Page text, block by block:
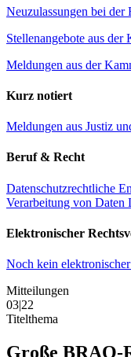
Neuzulassungen bei
Stellenangebote aus der
Meldungen aus der
Kurz notiert
Meldungen aus Justiz
Beruf & Recht
Datenschutzrechtliche
Verarbeitung von Daten
Elektronischer
Noch kein
Mitteilungen
03|22
Titelthema
Große BRAO-